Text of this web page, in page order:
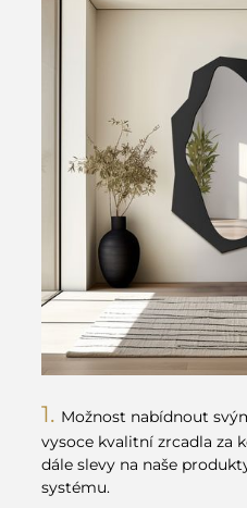
Možnost nabídnout
vysoce kvalitní zrcadla za
dále slevy na naše
systému.